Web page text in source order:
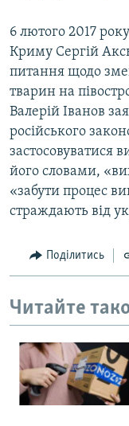
6 лютого 2017
Криму Сергій
питання щодо
тварин на
Валерій Іванов
російського
застосовуватися
його словами,
«забути процес
страждають від
Поділитись
Читайте